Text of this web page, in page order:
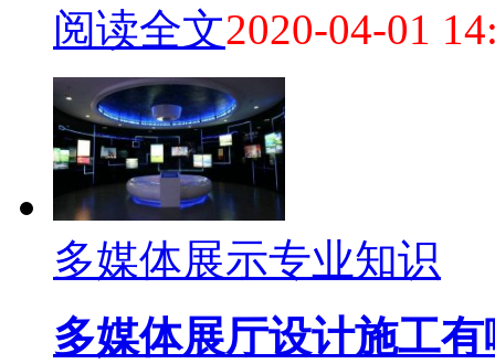
阅读全文2020-04-01
多媒体展示专业知识
多媒体展厅设计施工